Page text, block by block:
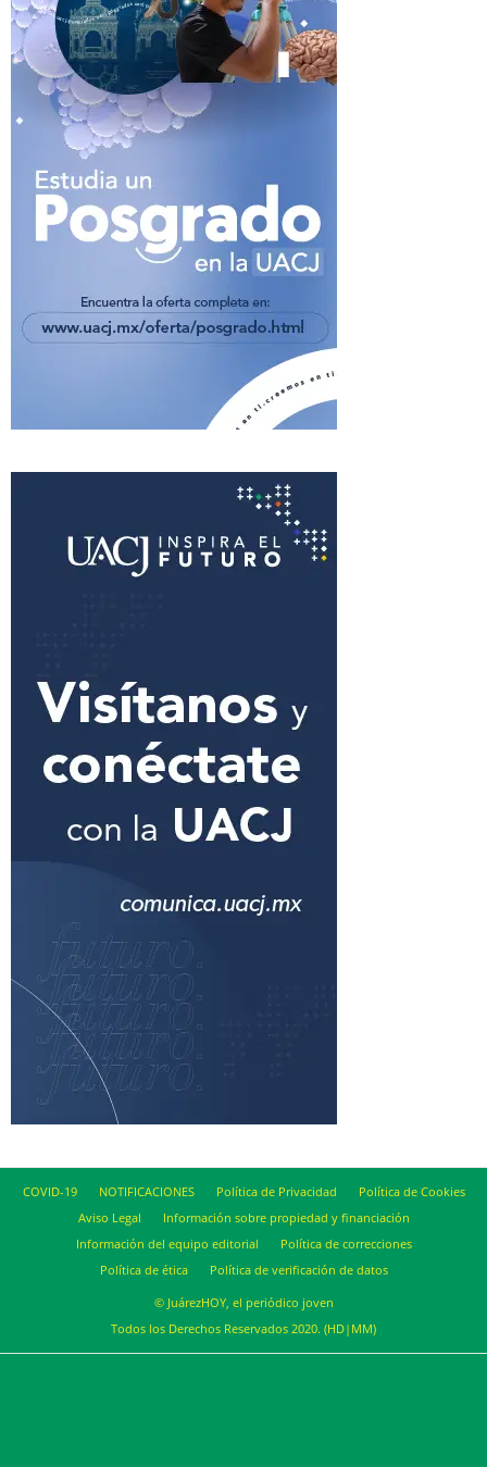
COVID-19 NOTIFICACIONES Política de Privacidad
Política de Cookies
Aviso Legal
Información sobre propiedad y financiación
Información del equipo editorial
Política de correcciones
Política de ética
Política de verificación de datos
© JuárezHOY, el periódico joven
Todos los Derechos Reservados 2020. (HD|MM)